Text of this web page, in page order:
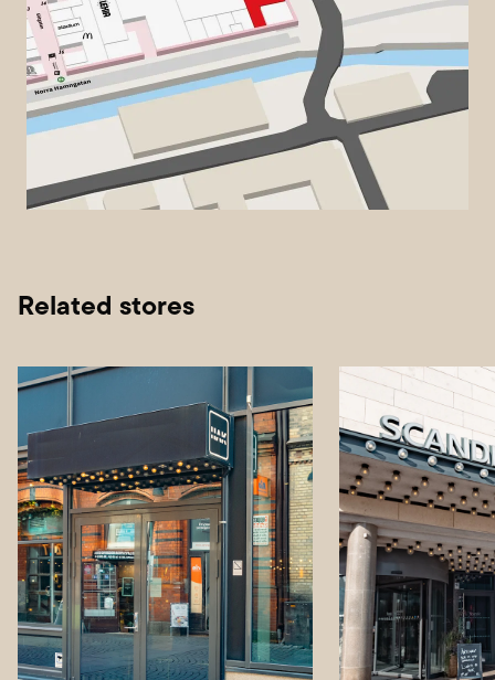
Related stores